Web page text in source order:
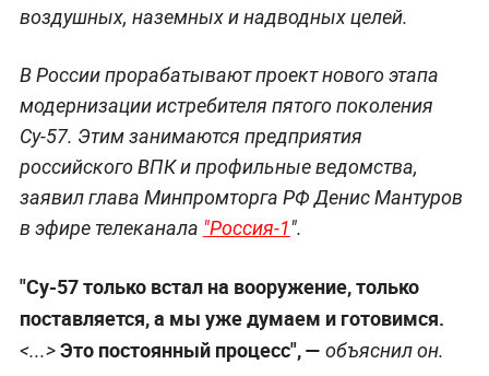
воздушных, наземных и надводных целей.
В России прорабатывают проект нового этапа
модернизации истребителя пятого поколения
Су-57. Этим занимаются предприятия
российского ВПК и профильные ведомства,
заявил глава Минпромторга РФ Денис Мантуров
в эфире телеканала "Россия-1".
"Су-57 только встал на вооружение, только
поставляется, а мы уже думаем и готовимся.
<...>Это постоянный процесс", — объяснил он.